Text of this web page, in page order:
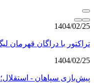
1404/02/25
تراکتور با دراگان قهرمان
1404/02/25
پیش‌بازی سپاهان -